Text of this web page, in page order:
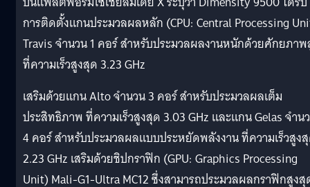
การติดตั้งแกนประมวลผลหลัก (CPU: Central Processing
Travis จำนวน 1 คอร์ สำหรับประมวลผลงานหนักด้วยศักยภา
ที่ความเร็วสูงสุด 3.23 GHz
เสริมด้วยแกน Alto จำนวน 3 คอร์ สำหรับประมวลผลเต็ม
ประสิทธิภาพ ที่ความเร็วสูงสุด 3.03 GHz และแกน Gelas จำน
4 คอร์ สำหรับประมวลผลแบบประหยัดพลังงาน ที่ความเร็วสูง
2.23 GHz เสริมด้วยชิปกราฟิก (GPU: Graphics Processing
Unit) Mali-G1-Ultra MC12 ซึ่งสามารถประมวลผลกราฟิกสูง